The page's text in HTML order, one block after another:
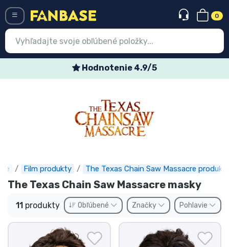
0
Hodnotenie 4.9/5
Film produkty The Texas Chain Saw Massacre
The Texas Chain Saw Massacre masky
11 produkty Obľúbené Značky Pohlavie
Expresná preprava
Predobjednávky
Outlet produkty
Preprava a platba